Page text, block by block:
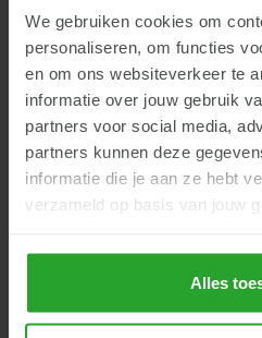
We gebruiken cookies om
personaliseren, om functies
en om ons websiteverkeer te
informatie over jouw gebruik
partners voor social media,
partners kunnen deze
informatie die je aan ze hebt
verzameld op basis van jouw
Alles
AgruniekRijnvallei
Hoofdkantoor
Rijnhaven 14
6702 DT Wageningen
info@argroep.nl
Snel naar...